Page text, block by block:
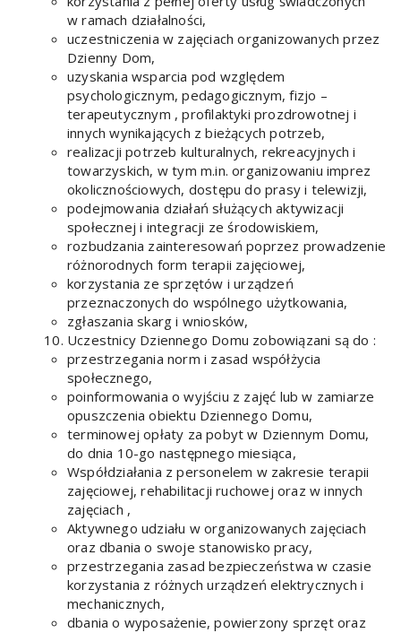
w ramach działalności,
uczestniczenia w zajęciach organizowanych przez
Dzienny Dom,
uzyskania wsparcia pod względem
psychologicznym, pedagogicznym, fizjo –
terapeutycznym , profilaktyki prozdrowotnej i
innych wynikających z bieżących potrzeb,
realizacji potrzeb kulturalnych, rekreacyjnych i
towarzyskich, w tym m.in. organizowaniu imprez
okolicznościowych, dostępu do prasy i telewizji,
podejmowania działań służących aktywizacji
społecznej i integracji ze środowiskiem,
rozbudzania zainteresowań poprzez prowadzenie
różnorodnych form terapii zajęciowej,
korzystania ze sprzętów i urządzeń
przeznaczonych do wspólnego użytkowania,
zgłaszania skarg i wniosków,
Uczestnicy Dziennego Domu zobowiązani są do :
przestrzegania norm i zasad współżycia
społecznego,
poinformowania o wyjściu z zajęć lub w zamiarze
opuszczenia obiektu Dziennego Domu,
terminowej opłaty za pobyt w Dziennym Domu,
do dnia 10-go następnego miesiąca,
Współdziałania z personelem w zakresie terapii
zajęciowej, rehabilitacji ruchowej oraz w innych
zajęciach ,
Aktywnego udziału w organizowanych zajęciach
oraz dbania o swoje stanowisko pracy,
przestrzegania zasad bezpieczeństwa w czasie
korzystania z różnych urządzeń elektrycznych i
mechanicznych,
dbania o wyposażenie, powierzony sprzęt oraz